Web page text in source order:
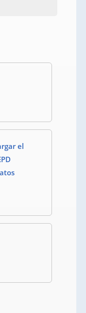
el